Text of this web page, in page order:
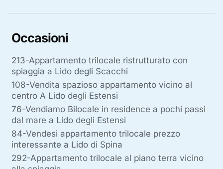
Occasioni
213-Appartamento trilocale ristrutturato con
spiaggia a Lido degli Scacchi
108-Vendita spazioso appartamento vicino al
centro A Lido degli Estensi
76-Vendiamo Bilocale in residence a pochi passi
dal mare a Lido degli Estensi
84-Vendesi appartamento trilocale prezzo
interessante a Lido di Spina
292-Appartamento trilocale al piano terra vicino